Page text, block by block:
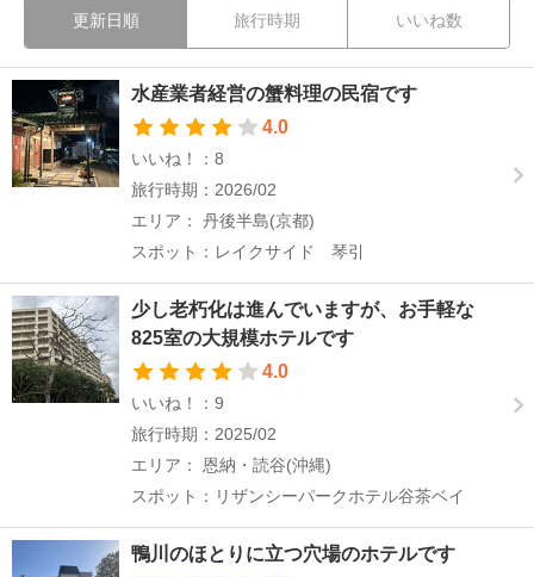
更新日順 旅行時期 いいね数
水産業者経営の蟹料理の民宿です
4.0
いいね！：8
旅行時期：2026/02
エリア： 丹後半島(京都)
スポット：レイクサイド 琴引
少し老朽化は進んでいますが、お手軽な
825室の大規模ホテルです
4.0
いいね！：9
旅行時期：2025/02
エリア： 恩納・読谷(沖縄)
スポット：リザンシーパークホテル谷茶ベイ
鴨川のほとりに立つ穴場のホテルです